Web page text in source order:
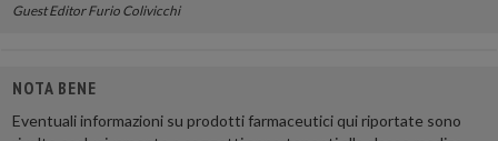
Guest Editor Furio Colivicchi
NOTA BENE
Eventuali informazioni su prodotti farmaceutici qui riportate sono